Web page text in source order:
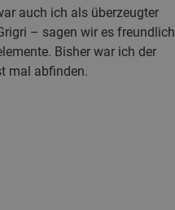
auch ich als überzeugter
– sagen wir es freundlich
Bisher war ich der
mal abfinden.